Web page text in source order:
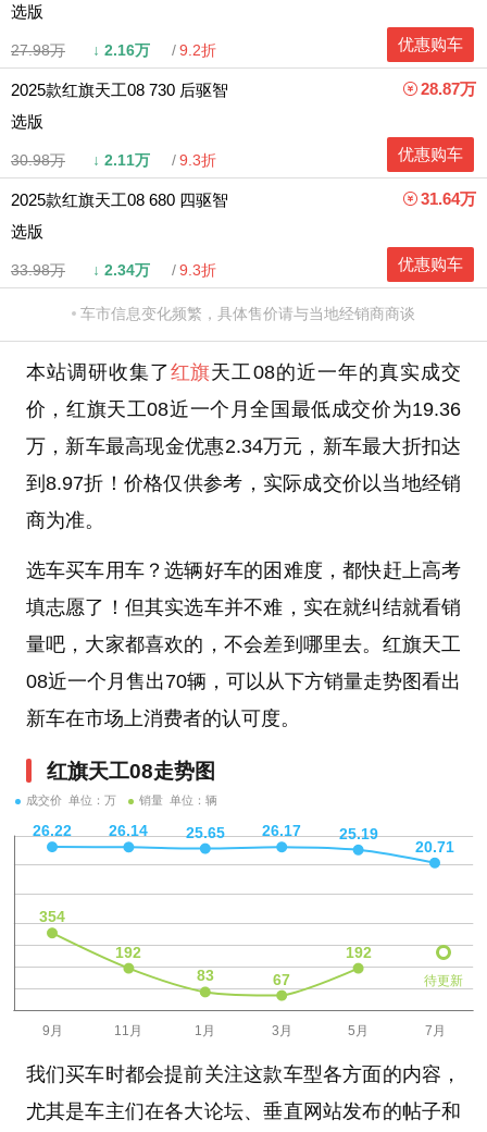
选版
27.98万 ↓ 2.16万 9.2折 优惠购车
2025款红旗天工08 730 后驱智
选版
30.98万 ↓ 2.11万 9.3折
28.87万
优惠购车
2025款红旗天工08 680 四驱智
选版
33.98万 ↓ 2.34万 9.3折
31.64万
优惠购车
车市信息变化频繁，具体售价请与当地经销商商谈
本站调研收集了红旗天工08的近一年的真实成交
价，红旗天工08近一个月全国最低成交价为19.36
万，新车最高现金优惠2.34万元，新车最大折扣达
到8.97折！价格仅供参考，实际成交价以当地经销
商为准。
选车买车用车？选辆好车的困难度，都快赶上高考
填志愿了！但其实选车并不难，实在就纠结就看销
量吧，大家都喜欢的，不会差到哪里去。红旗天工
08近一个月售出70辆，可以从下方销量走势图看出
新车在市场上消费者的认可度。
红旗天工08走势图
成交价 单位：万 销量 单位：辆
待更新
我们买车时都会提前关注这款车型各方面的内容，
尤其是车主们在各大论坛、垂直网站发布的帖子和